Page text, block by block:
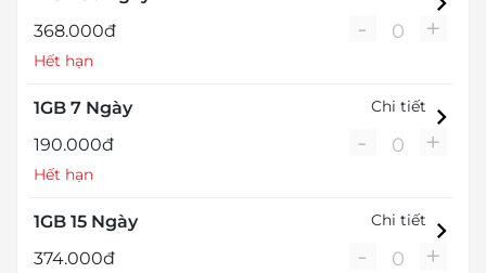
368.000đ
Hết hạn
- 0 +
1GB 7 Ngày
190.000đ
Hết hạn
Chi tiết
- 0 +
1GB 15 Ngày
374.000đ
Chi tiết
- 0 +